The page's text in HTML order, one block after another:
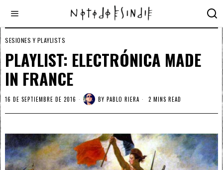
SESIONES Y PLAYLISTS
PLAYLIST: ELECTRÓNICA MADE
IN FRANCE
16 DE SEPTIEMBRE DE 2016 BY PABLO RIERA 2 MINS READ